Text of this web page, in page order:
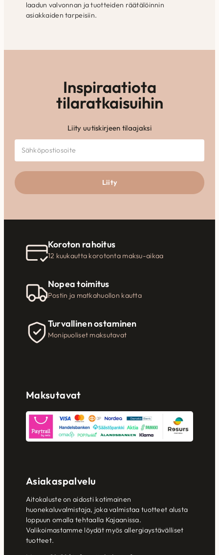
laadun valvonnan ja tuotteiden räätälöinnin
asiakkaiden tarpeisiin.
Inspiraatiota
tilaratkaisuihin
Liity uutiskirjeen tilaajaksi
Liity
Koroton rahoitus
12 kuukautta korotonta maksu-aikaa
Nopea toimitus
Postin ja matkahuollon kautta
Turvallinen ostaminen
Monipuoliset maksutavat
Maksutavat
Asiakaspalvelu
Aitokaluste on aidosti kotimainen
huonekaluvalmistaja, joka valmistaa tuotteet alusta
loppuun omalla tehtaalla Kajaanissa.
Valikoimastamme löydät myös allergiaystävälliset
tuotteet.